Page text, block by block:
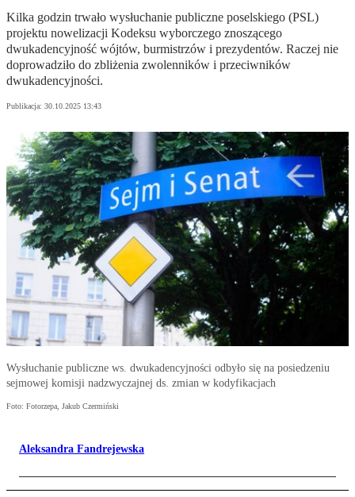
Kilka godzin trwało wysłuchanie publiczne poselskiego (PSL)
projektu nowelizacji Kodeksu wyborczego znoszącego
dwukadencyjność wójtów, burmistrzów i prezydentów. Raczej nie
doprowadziło do zbliżenia zwolenników i przeciwników
dwukadencyjności.
Publikacja: 30.10.2025 13:43
Wysłuchanie publiczne ws. dwukadencyjności odbyło się na posiedzeniu
sejmowej komisji nadzwyczajnej ds. zmian w kodyfikacjach
Foto: Fotorzepa, Jakub Czermiński
Aleksandra Fandrejewska